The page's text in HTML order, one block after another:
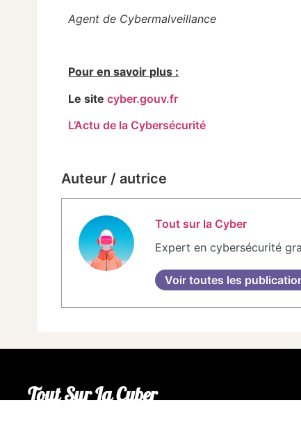
Agent de Cybermalveillance
Pour en savoir plus :
Le site cyber.gouv.fr
L’Actu de la Cybersécurité
Auteur / autrice
Tout sur la Cyber
Expert en cybersécurité
Voir toutes les
Tout Sur La Cyber